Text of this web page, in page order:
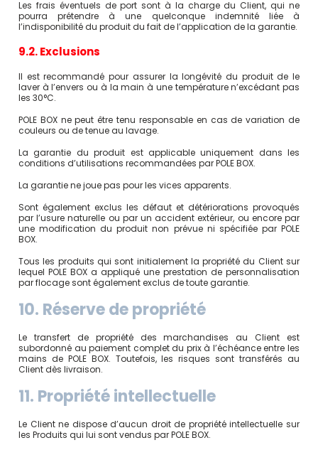
Les frais éventuels de port sont à la charge du Client, qui ne
pourra prétendre à une quelconque indemnité liée à
l’indisponibilité du produit du fait de l’application de la garantie.
9.2. Exclusions
Il est recommandé pour assurer la longévité du produit de le
laver à l’envers ou à la main à une température n’excédant pas
les 30°C.
POLE BOX ne peut être tenu responsable en cas de variation de
couleurs ou de tenue au lavage.
La garantie du produit est applicable uniquement dans les
conditions d’utilisations recommandées par POLE BOX.
La garantie ne joue pas pour les vices apparents.
Sont également exclus les défaut et détériorations provoqués
par l’usure naturelle ou par un accident extérieur, ou encore par
une modification du produit non prévue ni spécifiée par POLE
BOX.
Tous les produits qui sont initialement la propriété du Client sur
lequel POLE BOX a appliqué une prestation de personnalisation
par flocage sont également exclus de toute garantie.
10. Réserve de propriété
Le transfert de propriété des marchandises au Client est
subordonné au paiement complet du prix à l’échéance entre les
mains de POLE BOX. Toutefois, les risques sont transférés au
Client dès livraison.
11. Propriété intellectuelle
Le Client ne dispose d’aucun droit de propriété intellectuelle sur
les Produits qui lui sont vendus par POLE BOX.